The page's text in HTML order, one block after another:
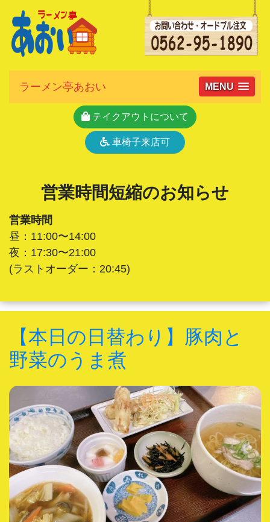
ラーメン亭あおい MENU
テイクアウトについて
車椅子来店可
営業時間短縮のお知らせ
営業時間
昼：11:00〜14:00
夜：17:30〜21:00
(ラストオーダー：20:45)
【本日の日替わり】豚肉と
野菜のうま煮